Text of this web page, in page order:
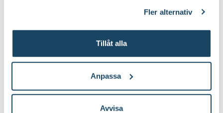
Fler alternativ
Tillåt alla
Anpassa
Avvisa
av med sorgmyggor och förebygga
Att skapa en trädgård
vacker trädgård utan
skadedjuren utan
Du kanske också gillar